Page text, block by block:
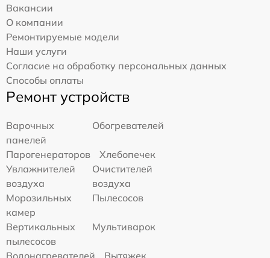
Вакансии
О компании
Ремонтируемые модели
Наши услуги
Согласие на обработку персональных данных
Способы оплаты
Ремонт устройств
Варочных
панелей
Обогревателей
Парогенераторов
Хлебопечек
Увлажнителей
воздуха
Очистителей
воздуха
Морозильных
камер
Пылесосов
Вертикальных
пылесосов
Мультиварок
Водонагревателей
Вытяжек